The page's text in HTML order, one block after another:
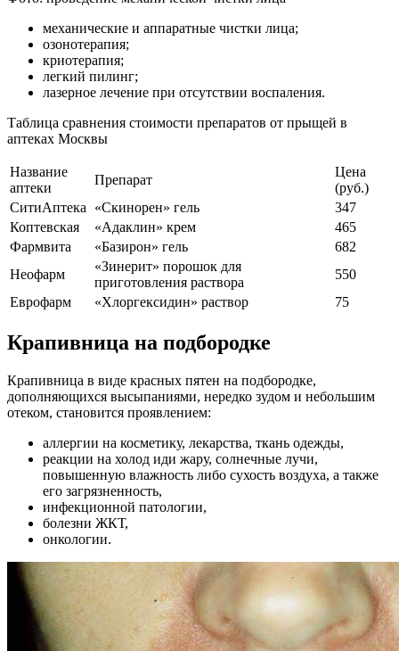
механические и аппаратные чистки лица;
озонотерапия;
криотерапия;
легкий пилинг;
лазерное лечение при отсутствии воспаления.
Таблица сравнения стоимости препаратов от прыщей в
аптеках Москвы
Название
аптеки
Препарат
Цена
(руб.)
СитиАптека
«Скинорен» гель
347
Коптевская
«Адаклин» крем
465
Фармвита
«Базирон» гель
682
Неофарм
«Зинерит» порошок для
приготовления раствора
550
Еврофарм
«Хлоргексидин» раствор 75
Крапивница на подбородке
Крапивница в виде красных пятен на подбородке,
дополняющихся высыпаниями, нередко зудом и небольшим
отеком, становится проявлением:
аллергии на косметику, лекарства, ткань одежды,
реакции на холод иди жару, солнечные лучи,
повышенную влажность либо сухость воздуха, а также
его загрязненность,
инфекционной патологии,
болезни ЖКТ,
онкологии.